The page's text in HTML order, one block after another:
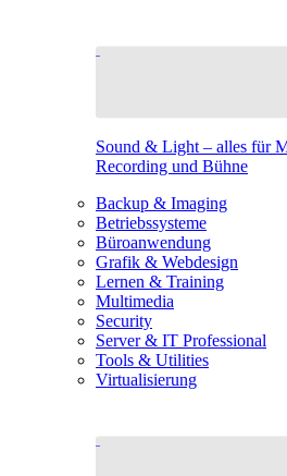
Sound & Light – alles für
Recording und Bühne
Backup & Imaging
Betriebssysteme
Büroanwendung
Grafik & Webdesign
Lernen & Training
Multimedia
Security
Server & IT Professional
Tools & Utilities
Virtualisierung